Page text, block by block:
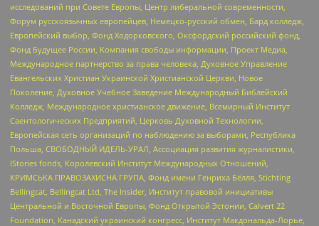
исследований при Совете Европы, Центр либеральной современности,
Форум русскоязычных европейцев, Немецко-русский обмен, Бард колледж,
Европейский выбор, Фонд Ходорковского, Оксфордский российский фонд,
Фонд Будущее России, Компания свободы информации, Проект Медиа,
Международное партнерство за права человека, Духовное Управление
Евангельских Христиан Украинской Христианской Церкви, Новое
Поколение, Духовное Учебное Заведение Международный Библейский
Колледж, Международное христианское движение, Всемирный Институт
Саентологических Предприятий, Церковь Духовной Технологии,
Европейская сеть организаций по наблюдению за выборами, Республика
Польша, СВОБОДНЫЙ ИДЕЛЬ-УРАЛ, Ассоциация развития журналистики,
IStories fonds, Королевский Институт Международных Отношений,
КРИМСЬКА ПРАВОЗАХИСНА ГРУПА, Фонд имени Генриха Бёлля, Stichting
Bellingcat, Bellingcat Ltd, The Insider, Институт правовой инициативы
Центральной и Восточной Европы, Фонд Открытой Эстонии, Calvert 22
Foundation, Канадский украинский конгресс, Институт Макдональда-Лорье,